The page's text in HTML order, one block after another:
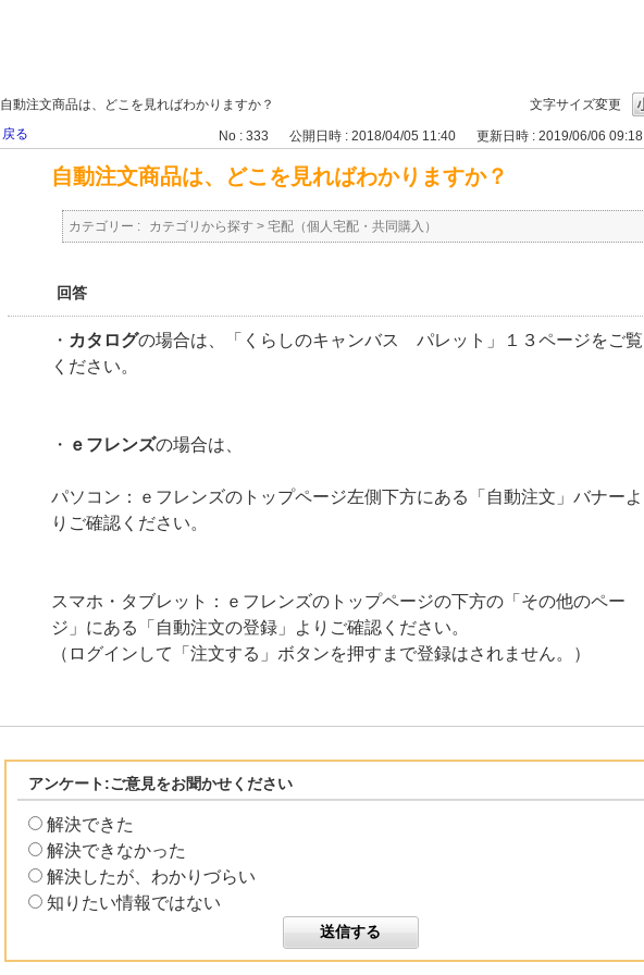
文字サイズ変更
自動注文商品は、どこを見ればわかりますか？
戻る No : 333 公開日時 : 2018/04/05 11:40 更新日時 : 2019/06/06 09:18
自動注文商品は、どこを見ればわかりますか？
カテゴリー : カテゴリから探す > 宅配（個人宅配・共同購入）
回答
・ カタログの場合は、「くらしのキャンバス パレット」１３ページをご覧
ください。
・ ｅフレンズの場合は、
パソコン：ｅフレンズのトップページ左側下方にある「自動注文」バナーよ
りご確認ください。
スマホ・タブレット：ｅフレンズのトップページの下方の「その他のペー
ジ」にある「自動注文の登録」よりご確認ください。
（ログインして「注文する」ボタンを押すまで登録はされません。）
アンケート:ご意見をお聞かせください
解決できた
解決できなかった
解決したが、わかりづらい
知りたい情報ではない